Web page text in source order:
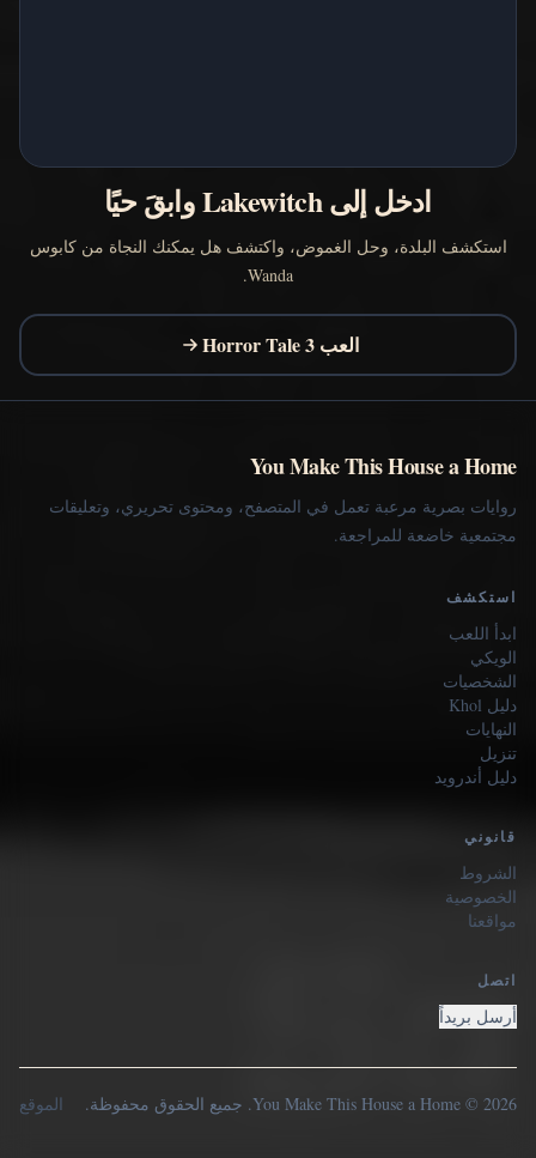
ادخل إلى Lakewitch وابقَ حيًا
استكشف البلدة، وحل الغموض، واكتشف هل يمكنك النجاة من كابوس
Wanda.
العب Horror Tale 3
You Make This House a Home
روايات بصرية مرعبة تعمل في المتصفح، ومحتوى تحريري، وتعليقات
مجتمعية خاضعة للمراجعة.
استكشف
ابدأ اللعب
الويكي
الشخصيات
دليل Khol
النهايات
تنزيل
دليل أندرويد
قانوني
الشروط
الخصوصية
مواقعنا
اتصل
أرسل بريداً
2026 © You Make This House a Home. جميع الحقوق محفوظة. الموقع